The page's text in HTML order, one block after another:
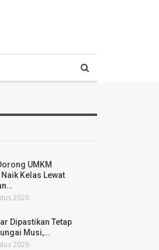
UMKM
Kelas Lewat
2026
Dipastikan Tetap
Musi,…
2026